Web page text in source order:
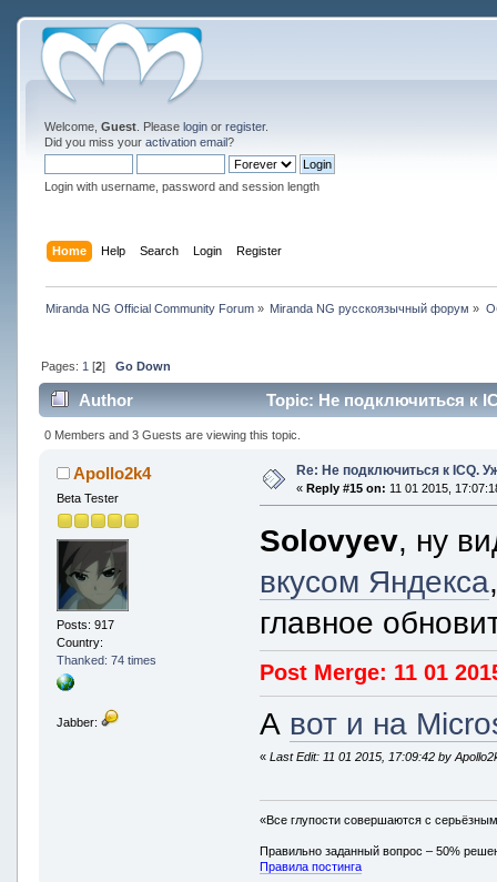
Welcome, Guest. Please loginor register.
Did you miss your activation email?
Login with username, password and session length
Home Help Search Login Register
Miranda NG Official Community Forum» Miranda NG русскоязычный форум »
Pages: 1 [2] Go Down
Author Topic: Не подключиться к
0 Members and 3 Guests are viewing this topic.
Apollo2k4
Beta Tester
Posts: 917
Country:
Thanked: 74 times
Jabber:
Re: Не подключиться к ICQ.
« Reply #15 on: 11 01 2015,
Solovyev, ну
вкусом Яндекса
главное
Post Merge: 11 01
А вот и на
«Last Edit: 11 01 2015, 17:09:42 by
«Все глупости совершаются с
Правильно заданный вопрос – 50%
Правила постинга